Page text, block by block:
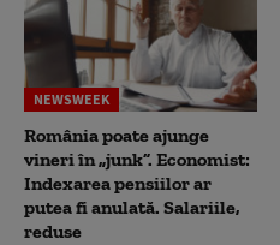
NEWSWEEK
România poate ajunge
vineri în „junk”. Economist:
Indexarea pensiilor ar
putea fi anulată. Salariile,
reduse